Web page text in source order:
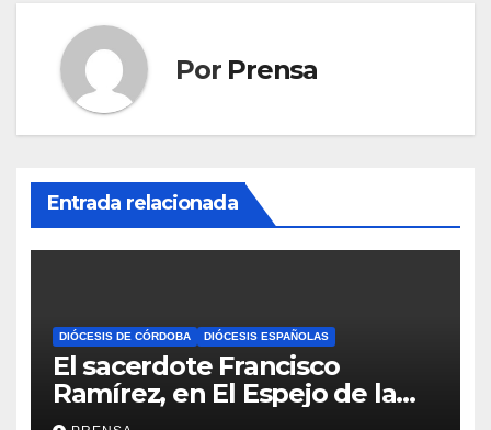
Por Prensa
Entrada relacionada
DIÓCESIS DE CÓRDOBA DIÓCESIS ESPAÑOLAS
El sacerdote Francisco
Ramírez, en El Espejo de la
Iglesia